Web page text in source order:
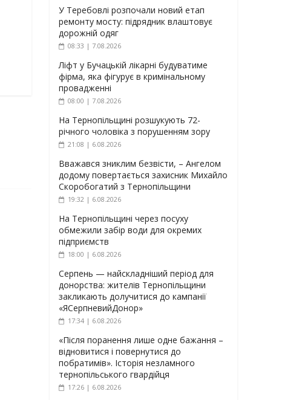
У Теребовлі розпочали новий етап
ремонту мосту: підрядник влаштовує
дорожній одяг
08:33 | 7.08.2026
Ліфт у Бучацькій лікарні будуватиме
фірма, яка фігурує в кримінальному
провадженні
08:00 | 7.08.2026
На Тернопільщині розшукують 72-
річного чоловіка з порушенням зору
21:08 | 6.08.2026
Вважався зниклим безвісти, – Ангелом
додому повертається захисник Михайло
Скоробогатий з Тернопільщини
19:32 | 6.08.2026
На Тернопільщині через посуху
обмежили забір води для окремих
підприємств
18:00 | 6.08.2026
Серпень — найскладніший період для
донорства: жителів Тернопільщини
закликають долучитися до кампанії
«ЯСерпневийДонор»
17:34 | 6.08.2026
«Після поранення лише одне бажання –
відновитися і повернутися до
побратимів». Історія незламного
тернопільського гвардійця
17:26 | 6.08.2026